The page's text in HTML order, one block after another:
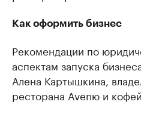
Как оформить бизнес
Рекомендации по
аспектам запуска
Алена Картышкина,
ресторана Avenю и